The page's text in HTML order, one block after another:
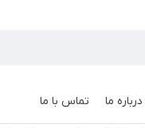
درباره ما تماس با ما